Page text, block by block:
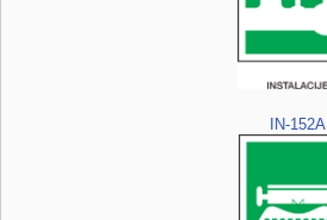
IN-152A